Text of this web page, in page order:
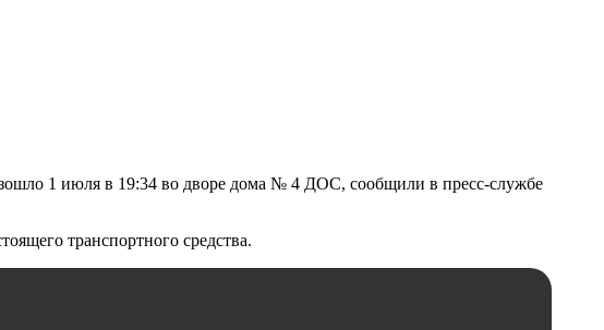
1 июля в 19:34 во дворе дома № 4 ДОС, сообщили в пресс-службе
транспортного средства.